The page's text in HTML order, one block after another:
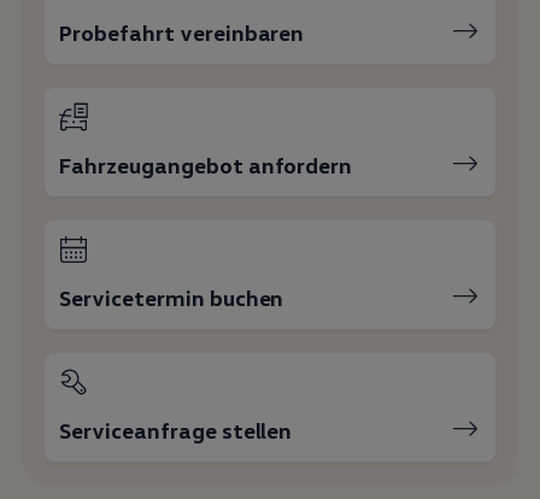
Probefahrt vereinbaren
Fahrzeugangebot anfordern
Servicetermin buchen
Serviceanfrage stellen